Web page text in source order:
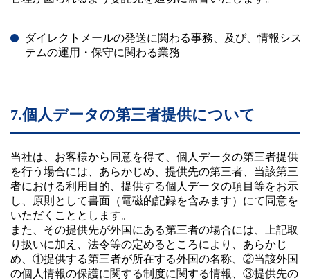
ダイレクトメールの発送に関わる事務、及び、情報シス
テムの運用・保守に関わる業務
7.個人データの第三者提供について
当社は、お客様から同意を得て、個人データの第三者提供
を行う場合には、あらかじめ、提供先の第三者、当該第三
者における利用目的、提供する個人データの項目等をお示
し、原則として書面（電磁的記録を含みます）にて同意を
いただくこととします。
また、その提供先が外国にある第三者の場合には、上記取
り扱いに加え、法令等の定めるところにより、あらかじ
め、①提供する第三者が所在する外国の名称、②当該外国
の個人情報の保護に関する制度に関する情報、③提供先の